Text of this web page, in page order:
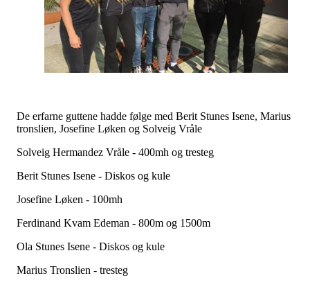
De erfarne guttene hadde følge med Berit Stunes Isene, Marius
tronslien, Josefine Løken og Solveig Vråle
Solveig Hermandez Vråle - 400mh og tresteg
Berit Stunes Isene - Diskos og kule
Josefine Løken - 100mh
Ferdinand Kvam Edeman - 800m og 1500m
Ola Stunes Isene - Diskos og kule
Marius Tronslien - tresteg